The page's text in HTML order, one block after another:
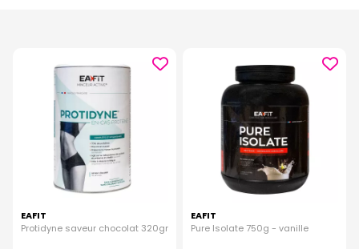
EAFIT
Protidyne saveur chocolat 320gr
EAFIT
Pure Isolate 750g - vanille